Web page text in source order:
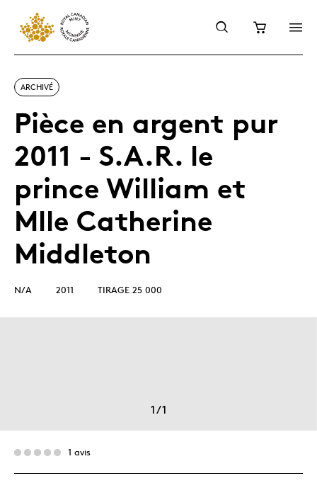
ARCHIVÉ
Pièce en argent pur
2011 - S.A.R. le
prince William et
Mlle Catherine
Middleton
N/A 2011 TIRAGE 25 000
1/1
1 avis